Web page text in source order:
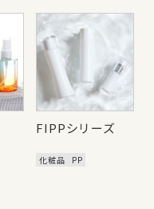
FIPPシリーズ
化粧品 PP